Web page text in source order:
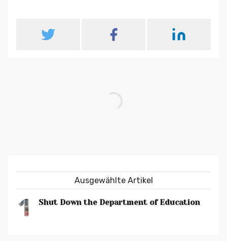
Ausgewählte Artikel
1 Shut Down the Department of Education